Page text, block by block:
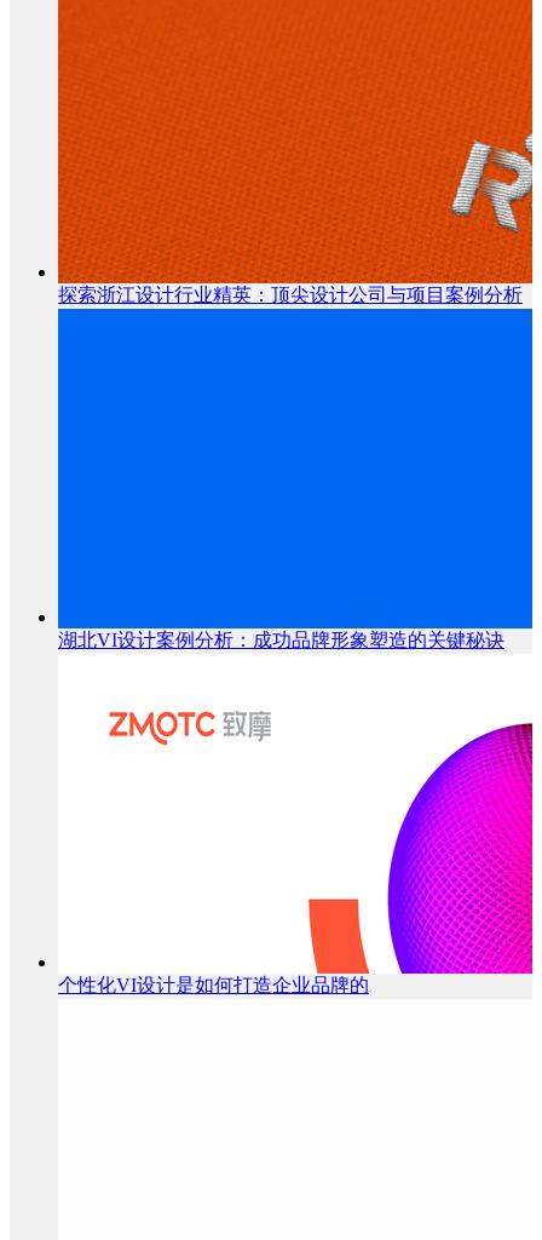
探索浙江设计行业精英：顶尖设计公司与项目案例分析
湖北VI设计案例分析：成功品牌形象塑造的关键秘诀
个性化VI设计是如何打造企业品牌的